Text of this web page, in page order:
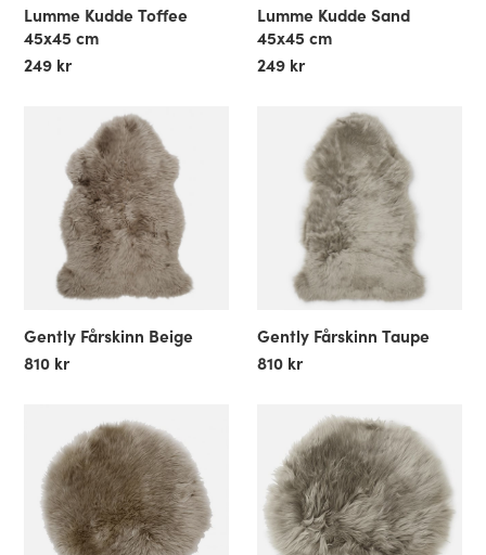
Lumme Kudde Toffee
45x45 cm
249 kr
Lumme Kudde Sand
45x45 cm
249 kr
Gently Fårskinn Beige
810 kr
Gently Fårskinn Taupe
810 kr